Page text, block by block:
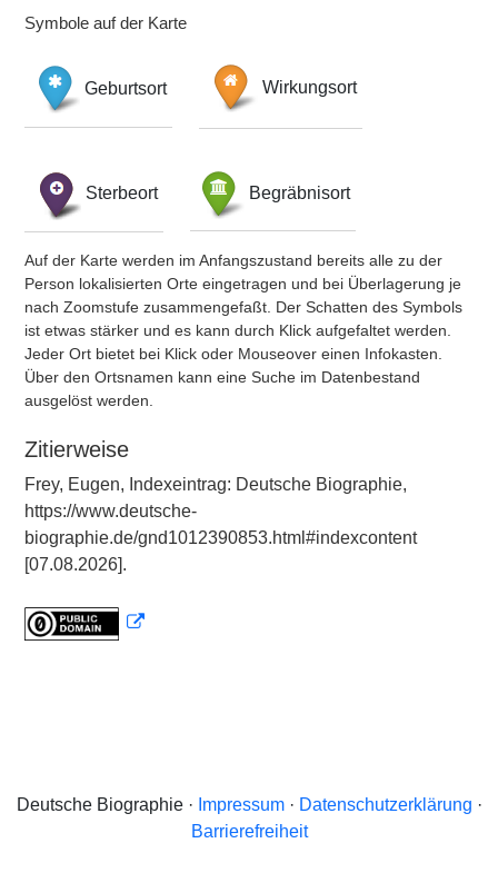
Symbole auf der Karte
Geburtsort Wirkungsort
Sterbeort Begräbnisort
Auf der Karte werden im Anfangszustand bereits alle zu der
Person lokalisierten Orte eingetragen und bei Überlagerung je
nach Zoomstufe zusammengefaßt. Der Schatten des Symbols
ist etwas stärker und es kann durch Klick aufgefaltet werden.
Jeder Ort bietet bei Klick oder Mouseover einen Infokasten.
Über den Ortsnamen kann eine Suche im Datenbestand
ausgelöst werden.
Zitierweise
Frey, Eugen, Indexeintrag: Deutsche Biographie,
https://www.deutsche-
biographie.de/gnd1012390853.html#indexcontent
[07.08.2026].
Deutsche Biographie · Impressum· Datenschutzerklärung ·
Barrierefreiheit